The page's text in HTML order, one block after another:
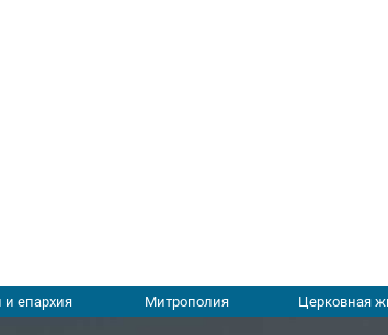
и епархия Митрополия Церковная